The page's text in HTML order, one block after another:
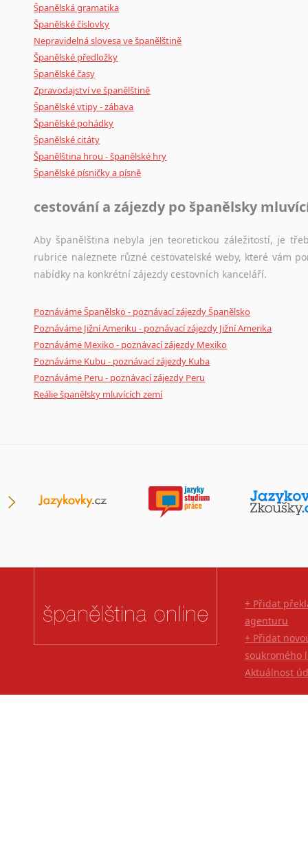
Španělská gramatika
Španělské číslovky
Nepravidelná slovesa ve španělštině
Španělské předložky
Španělské časy
Zpravodajství ve španělštině
Španělské vtipy - zábava
Španělské pohádky
Španělské citáty
Španělština hrou - španělské hry
Španělské písničky a písně
cestování a zájezdy po španělsky
Aby španělština nebyla jen teoretickou záležitostí, je
rubrice naleznete různé cestovatelské weby, které vám
nabídky na konkrétní zájezdy cestovních kanceláří.
Poznáváme Španělsko - poznávací zájezdy Španělsko
Poznáváme Jižní Ameriku - poznávací zájezdy Jižní Amerika
Poznáváme Mexiko - poznávací zájezdy Mexiko
Poznáváme Kubu - poznávací zájezdy Kuba
Poznáváme Peru - poznávací zájezdy Peru
Reálie španělsky mluvících zemí
+ Přidat
agenturu
+ Přidat
soukromého
Aktuálnost